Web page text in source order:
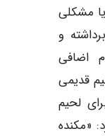
مشکلی
برداشته و
اضافی
لحیم قدیمی
لحیم
وجود دارد: «مکنده